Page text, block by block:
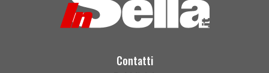
Contatti